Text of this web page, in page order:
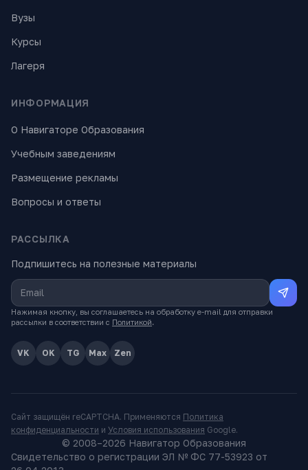
Вузы
Курсы
Лагеря
ИНФОРМАЦИЯ
О Навигаторе Образования
Учебным заведениям
Размещение рекламы
Вопросы и ответы
РАССЫЛКА
Подпишитесь на полезные материалы
Нажимая кнопку, вы соглашаетесь на обработку e-mail для отправки
рассылки в соответствии с Политикой.
VK OK TG Max Zen
Сайт защищён reCAPTCHA. Применяются Политика
конфиденциальности и Условия использования Google.
© 2008–2026 Навигатор Образования
Свидетельство о регистрации ЭЛ № ФС 77-53923 от